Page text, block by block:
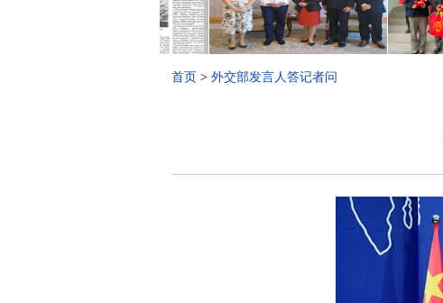
首页 > 外交部发言人答记者问